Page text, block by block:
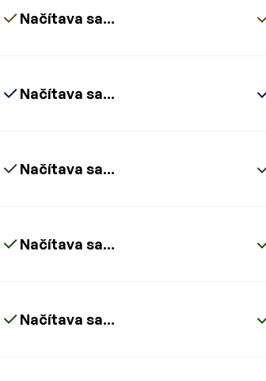
Načítava sa...
Načítava sa...
Načítava sa...
Načítava sa...
Načítava sa...